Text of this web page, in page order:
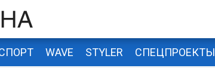
WAVE STYLER СПЕЦПРОЕКТЫ